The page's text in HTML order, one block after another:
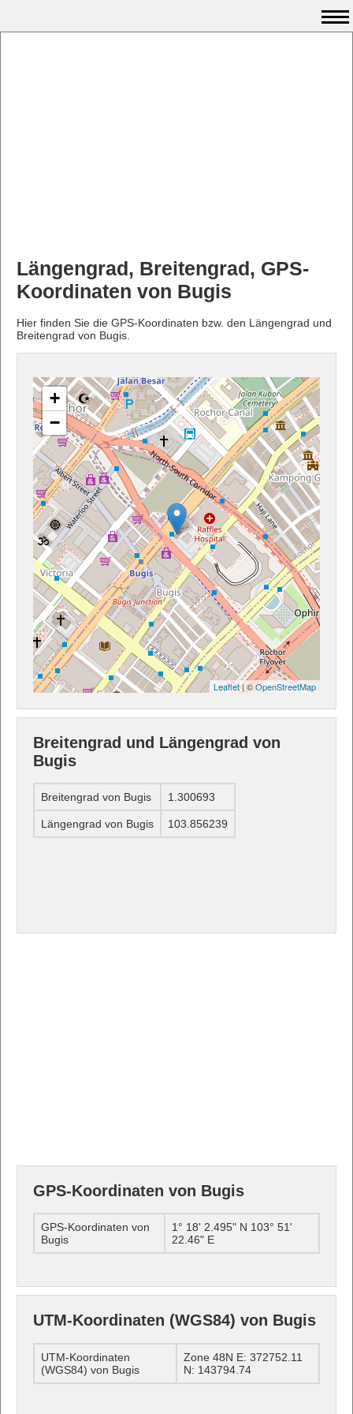
Längengrad, Breitengrad, GPS-
Koordinaten von Bugis
Hier finden Sie die GPS-Koordinaten bzw. den Längengrad und
Breitengrad von Bugis.
+
−
Leaflet| ©OpenStreetMap
Breitengrad und Längengrad von
Bugis
Breitengrad von Bugis 1.300693
Längengrad von Bugis 103.856239
GPS-Koordinaten von Bugis
GPS-Koordinaten von
Bugis
1° 18' 2.495" N 103° 51'
22.46" E
UTM-Koordinaten (WGS84) von Bugis
UTM-Koordinaten
(WGS84) von Bugis
Zone 48N E: 372752.11
N: 143794.74